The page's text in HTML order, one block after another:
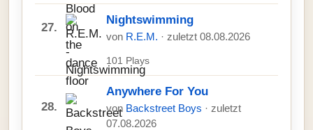
27.
Nightswimming
von R.E.M. · zuletzt 08.08.2026
101 Plays
28.
Anywhere For You
von Backstreet Boys · zuletzt
07.08.2026